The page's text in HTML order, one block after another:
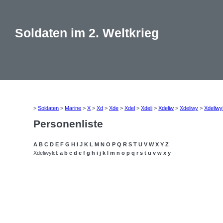
Soldaten im 2. Weltkrieg
>Soldaten >Marine >X >Xd >Xde >Xdel >Xdeli >Xdeliw >Xdeliwy >Xdeliwyl
Personenliste
A B C D E F G H I J K L M N O P Q R S T U V W X Y Z
Xdeliwylcl:a b c d e f g h i j k l m n o p q r s t u v w x y